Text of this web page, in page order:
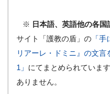
※ 日本語、英語他の各
サイト「護教の盾」の 「
リアーレ・ドミニ』の文
1」 にてまとめられていま
ありません。